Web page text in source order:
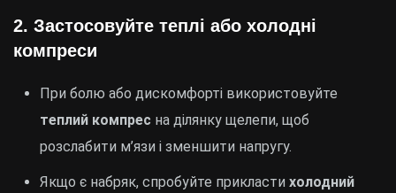
2. Застосовуйте теплі або холодні
компреси
При болю або дискомфорті використовуйте
теплий компрес на ділянку щелепи, щоб
розслабити м’язи і зменшити напругу.
Якщо є набряк, спробуйте прикласти холодний